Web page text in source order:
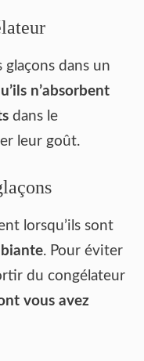
glaçons dans un
n’absorbent
dans le
leur goût.
lorsqu’ils sont
. Pour éviter
du congélateur
vous avez